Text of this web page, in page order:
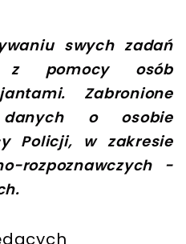
swych zadań
z pomocy osób
Zabronione
o osobie
Policji, w zakresie
rozpoznawczych -